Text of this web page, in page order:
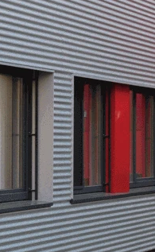
Hamburg
eine weltweit agierende
54.037 Mitarbeitern. Das
OTTO GmbH sowie
2016
neue Büroräume
errichtet. Hier gehen
ihrer Arbeit nach.
weitere Sanierungen und
an, die unter anderem
waren. Entstanden ist ein
Das